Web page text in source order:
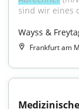
sind wir eines
Wayss &
Frankfurt am